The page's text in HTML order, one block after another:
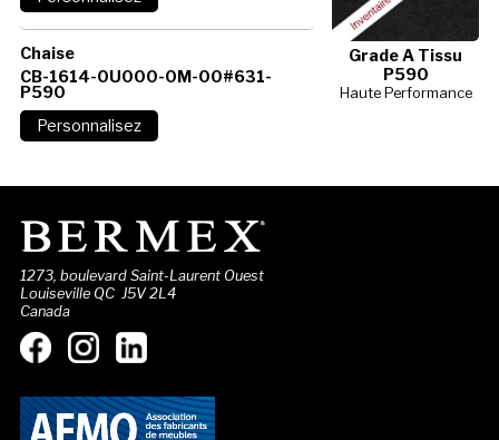
Grade A Tissu
P590
Haute Performance
Chaise
CB-1614-0U000-0M-00#631-
P590
1273, boulevard Saint-Laurent Ouest
Louiseville QC J5V 2L4
Canada